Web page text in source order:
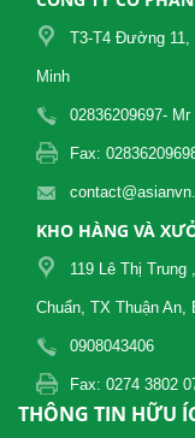
T3-T4 Đường
Minh
02836209697-
Fax:
KHO HÀNG VÀ
119 Lê Thị
Chuẩn, TX Thuận An,
0908043406
Fax: 0274 3802
THÔNG TIN HỮU